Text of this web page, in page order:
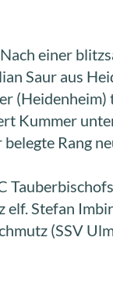
einer
Saur aus
Kummer
Rang
Stefan
(SSV